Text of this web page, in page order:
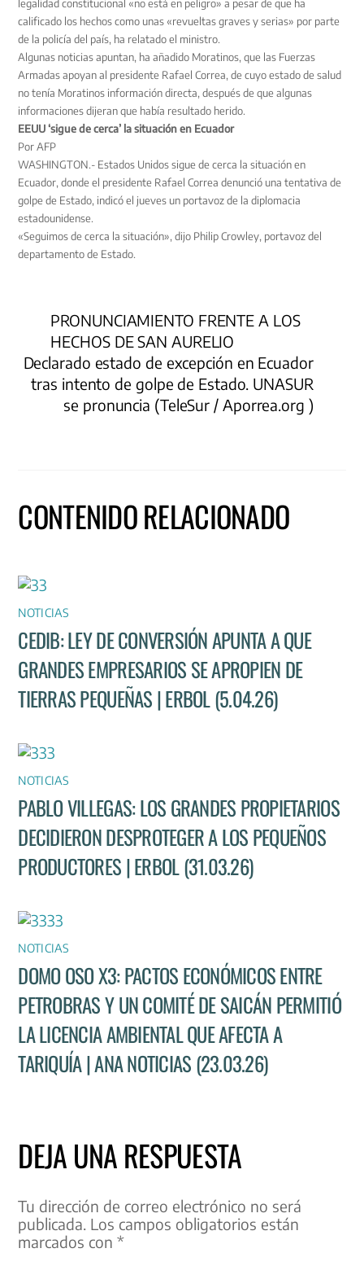
legalidad constitucional «no está en peligro» a pesar de que ha
calificado los hechos como unas «revueltas graves y serias» por parte
de la policía del país, ha relatado el ministro.
Algunas noticias apuntan, ha añadido Moratinos, que las Fuerzas
Armadas apoyan al presidente Rafael Correa, de cuyo estado de salud
no tenía Moratinos información directa, después de que algunas
informaciones dijeran que había resultado herido.
EEUU ‘sigue de cerca’ la situación en Ecuador
Por AFP
WASHINGTON.- Estados Unidos sigue de cerca la situación en
Ecuador, donde el presidente Rafael Correa denunció una tentativa de
golpe de Estado, indicó el jueves un portavoz de la diplomacia
estadounidense.
«Seguimos de cerca la situación», dijo Philip Crowley, portavoz del
departamento de Estado.
PRONUNCIAMIENTO FRENTE A LOS
HECHOS DE SAN AURELIO
Declarado estado de excepción en Ecuador
tras intento de golpe de Estado. UNASUR
se pronuncia (TeleSur / Aporrea.org )
CONTENIDO RELACIONADO
NOTICIAS
CEDIB: LEY DE CONVERSIÓN APUNTA A QUE
GRANDES EMPRESARIOS SE APROPIEN DE
TIERRAS PEQUEÑAS | ERBOL (5.04.26)
NOTICIAS
PABLO VILLEGAS: LOS GRANDES PROPIETARIOS
DECIDIERON DESPROTEGER A LOS PEQUEÑOS
PRODUCTORES | ERBOL (31.03.26)
NOTICIAS
DOMO OSO X3: PACTOS ECONÓMICOS ENTRE
PETROBRAS Y UN COMITÉ DE SAICÁN PERMITIÓ
LA LICENCIA AMBIENTAL QUE AFECTA A
TARIQUÍA | ANA NOTICIAS (23.03.26)
DEJA UNA RESPUESTA
Tu dirección de correo electrónico no será
publicada. Los campos obligatorios están
marcados con*